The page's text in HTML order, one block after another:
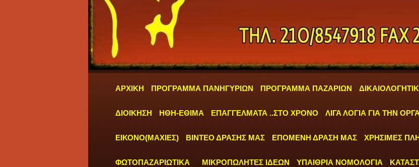
ΑΡΧΙΚΗ ΠΡΟΓΡΑΜΜΑ ΠΑΝΗΓΥΡΙΩΝ ΠΡΟΓΡΑΜΜΑ ΠΑΖΑΡΙΩΝ
ΔΙΟΙΚΗΣΗ ΗΘΗ-ΕΘΙΜΑ ΕΠΑΓΓΕΛΜΑΤΑ ..ΣΤΟ ΧΡΟΝΟ ΛΙΓΑ ΛΟΓΙΑ ΓΙΑ ΤΗΝ
ΕΙΚΟΝΟ(ΜΑΧΙΕΣ) ΒΙΝΤΕΟ ΔΡΑΣΗΣ ΜΑΣ ΕΠΟΜΕΝΗ ΔΡΑΣΗ ΜΑΣ ΧΡΗΣΙΜΕΣ
ΦΩΤΟΠΑΖΑΡΙΩΤΙΚΑ ΜΙΚΡΟΠΩΛΗΤΕΣ ΙΔΕΩΝ ΥΠΑΙΘΡΙΑ ΝΟΜΟΛΟΓΙΑ